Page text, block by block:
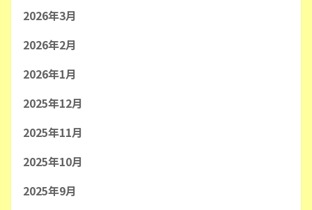
2026年3月
2026年2月
2026年1月
2025年12月
2025年11月
2025年10月
2025年9月